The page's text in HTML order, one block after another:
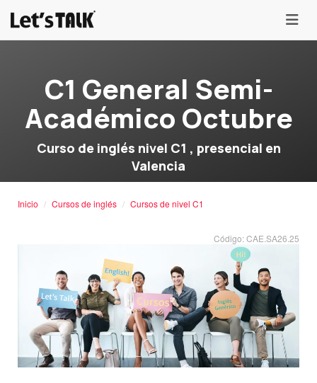
menu
C1 General Semi-
Académico Octubre
Curso de inglés nivel C1 , presencial en
Valencia
Inicio Cursos de inglés Cursos de nivel C1
Código: CAE.SA26.25